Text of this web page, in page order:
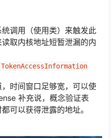
调用（使用类）来触发此
取内核地址短暂泄漏的内
TokenAccessInformation
时间窗口足够宽，可以使
补充说，概念验证表
可以获得泄露的地址。